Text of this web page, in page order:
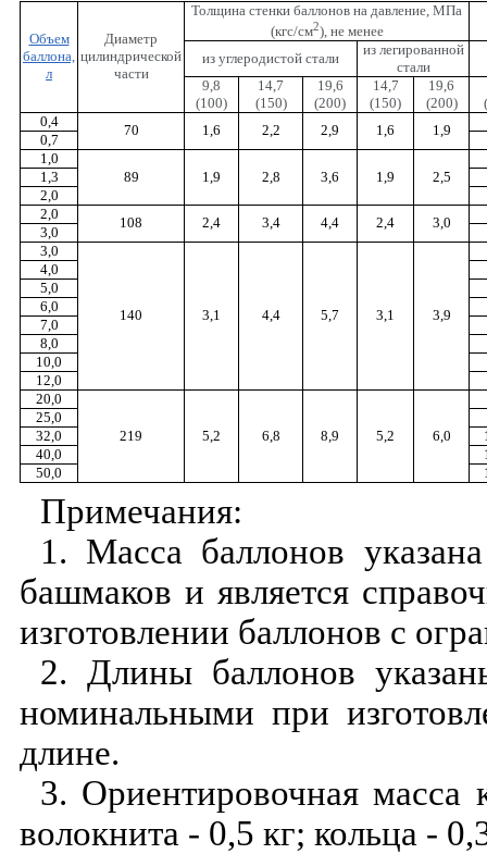
Объем
баллона,
л
Диаметр
цилиндрической
части
Толщина стенки баллонов на давление, МПа
(кгс/см2), не менее
из углеродистой стали
из легированной
стали
9,8
(100)
14,7
(150)
19,6
(200)
14,7
(150)
19,6
(200)
0,4
70 1,6 2,2 2,9 1,6 1,9
0,7
1,0
89
1,9 2,8 3,6 1,9 2,5
1,3
2,0
2,0
108 2,4 3,4 4,4 2,4 3,0
3,0
3,0
140 3,1 4,4 5,7 3,1 3,9
4,0
5,0
6,0
7,0
8,0
10,0
12,0
20,0
219 5,2 6,8 8,9 5,2 6,0
25,0
32,0
40,0
50,0
Примечания:
1. Масса баллонов
башмаков и является
изготовлении баллонов с
2. Длины баллонов
номинальными при
длине.
3. Ориентировочная масса
волокнита - 0,5 кг; кольца -